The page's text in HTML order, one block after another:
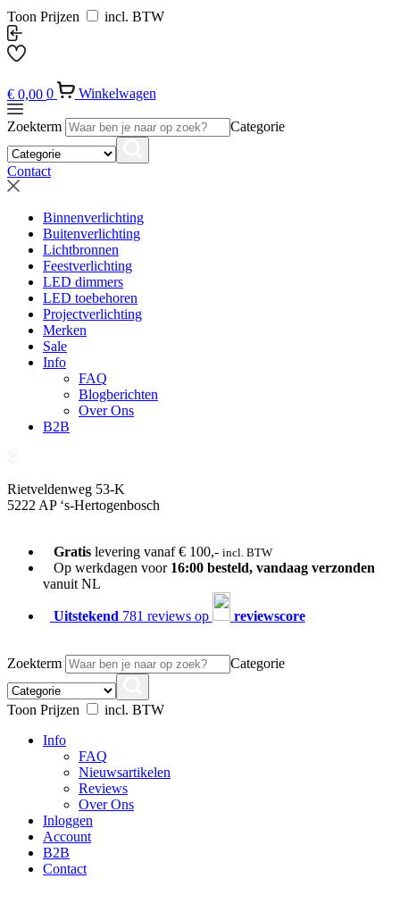
Toon Prijzen incl. BTW
€ 0,00 0 Winkelwagen
Zoekterm Categorie
Contact
Binnenverlichting
Buitenverlichting
Lichtbronnen
Feestverlichting
LED dimmers
LED toebehoren
Projectverlichting
Merken
Sale
Info
FAQ
Blogberichten
Over Ons
B2B
Rietveldenweg 53-K
5222 AP ‘s-Hertogenbosch
Gratislevering vanaf € 100,- incl. BTW
Op werkdagen voor 16:00 besteld, vandaag verzonden
vanuit NL
Uitstekend 781 reviews op reviewscore
Zoekterm Categorie
Toon Prijzen
incl. BTW
Info
FAQ
Nieuwsartikelen
Reviews
Over Ons
Inloggen
Account
B2B
Contact